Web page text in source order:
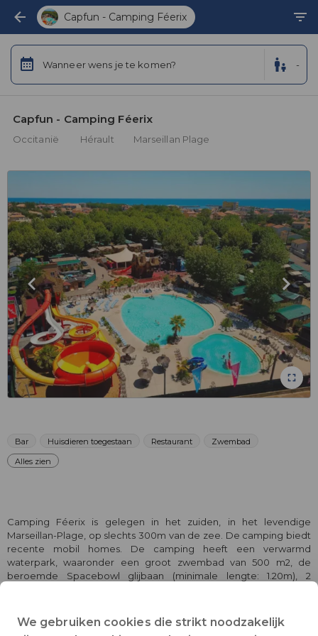
Capfun - Camping Féerix
Wanneer wens je te komen? -
Capfun - Camping Féerix
Occitanië Hérault Marseillan Plage
Bar Huisdieren toegestaan Restaurant
Zwembad
Alles zien
Camping Féerix is gelegen in het zuiden, in het levendige
Marseillan-Plage, op slechts 300m van de zee. De camping biedt
recente mobil homes. De camping heeft een verwarmd
waterpark, waaronder een groot zwembad van 500 m2, de
beroemde Spacebowl glijbaan (minimale lengte: 1.20m), 2
biedt meer dan 6 km aan de grote zandstranden - 300m van de
camping! Winkels, restaurants en het strand zijn allemaal op
We gebruiken cookies die strikt noodzakelijk